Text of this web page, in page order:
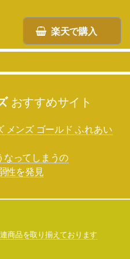
楽天で購入
おすすめサイト
メンズ ゴールド ふれあい
なってしまうの
性を発見
商品を取り揃えております